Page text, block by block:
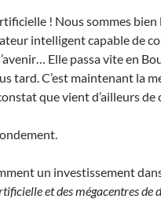
! Nous sommes bien
intelligent capable de
Elle passa vite en
tard. C’est maintenant la
que vient d’ailleurs
un investissement
et des mégacentres de